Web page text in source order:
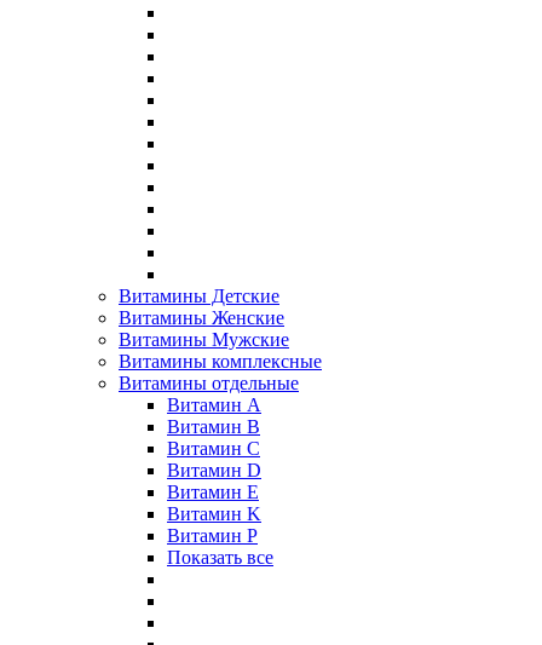
Витамины Детские
Витамины Женские
Витамины Мужские
Витамины комплексные
Витамины отдельные
Витамин A
Витамин B
Витамин C
Витамин D
Витамин E
Витамин K
Витамин P
Показать все